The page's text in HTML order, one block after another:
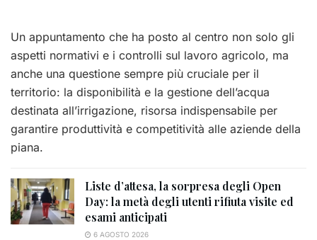
Un appuntamento che ha posto al centro non solo gli
aspetti normativi e i controlli sul lavoro agricolo, ma
anche una questione sempre più cruciale per il
territorio: la disponibilità e la gestione dell’acqua
destinata all’irrigazione, risorsa indispensabile per
garantire produttività e competitività alle aziende della
piana.
Liste d’attesa, la sorpresa degli Open
Day: la metà degli utenti rifiuta visite ed
esami anticipati
6 AGOSTO 2026